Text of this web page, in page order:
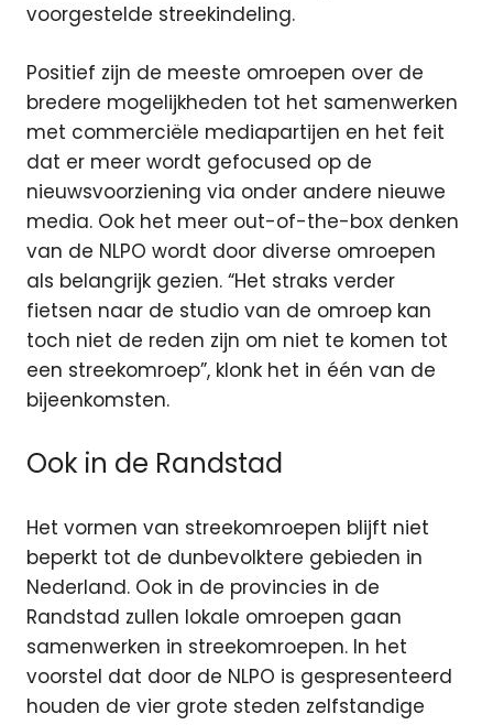
voorgestelde streekindeling.
Positief zijn de meeste omroepen over de
bredere mogelijkheden tot het samenwerken
met commerciële mediapartijen en het feit
dat er meer wordt gefocused op de
nieuwsvoorziening via onder andere nieuwe
media. Ook het meer out-of-the-box denken
van de NLPO wordt door diverse omroepen
als belangrijk gezien. “Het straks verder
fietsen naar de studio van de omroep kan
toch niet de reden zijn om niet te komen tot
een streekomroep”, klonk het in één van de
bijeenkomsten.
Ook in de Randstad
Het vormen van streekomroepen blijft niet
beperkt tot de dunbevolktere gebieden in
Nederland. Ook in de provincies in de
Randstad zullen lokale omroepen gaan
samenwerken in streekomroepen. In het
voorstel dat door de NLPO is gespresenteerd
houden de vier grote steden zelfstandige